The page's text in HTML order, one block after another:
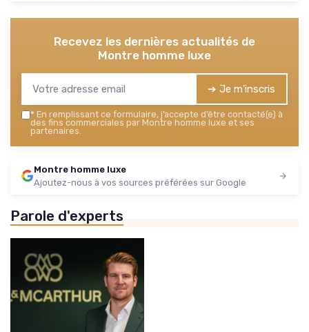
Recevez les dernières actualités de
Montre homme luxe
➔ Je m'inscris
* En remplissant ce formulaire, j’accepte d’être contacté(e) à
des fins commerciales par Montre homme luxe et ses
partenaires.
Montre homme luxe
Ajoutez-nous à vos sources préférées sur Google
Parole d'experts